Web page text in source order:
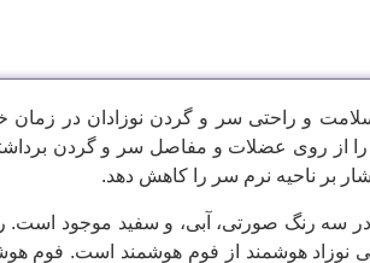
و راحتی سر و گردن نوزادان در زمان
از روی عضلات و مفاصل سر و گردن
بر ناحیه نرم سر را کاهش دهد.
سه رنگ صورتی، آبی، و سفید موجود است.
هوشمند از فوم هوشمند است. فوم